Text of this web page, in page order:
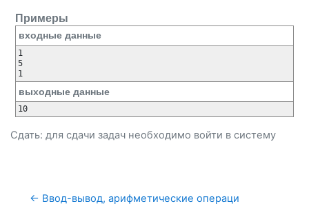
Примеры
входные данные
1
5
выходные данные
Сдать: для сдачи задач необходимо войти в систему
← Ввод-вывод, арифметические операци